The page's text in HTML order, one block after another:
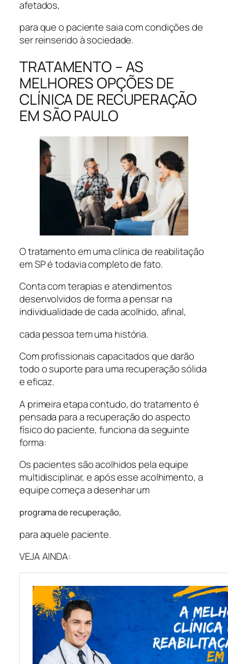
afetados,
para que o paciente saia com condições de
ser reinserido à sociedade.
TRATAMENTO – AS
MELHORES OPÇÕES DE
CLÍNICA DE RECUPERAÇÃO
EM SÃO PAULO
O tratamento em uma clínica de reabilitação
em SP é todavia completo de fato.
Conta com terapias e atendimentos
desenvolvidos de forma a pensar na
individualidade de cada acolhido, afinal,
cada pessoa tem uma história.
Com profissionais capacitados que darão
todo o suporte para uma recuperação sólida
e eficaz.
A primeira etapa contudo, do tratamento é
pensada para a recuperação do aspecto
físico do paciente, funciona da seguinte
forma:
Os pacientes são acolhidos pela equipe
multidisciplinar, e após esse acolhimento, a
equipe começa a desenhar um
programa de recuperação,
para aquele paciente.
VEJA AINDA: